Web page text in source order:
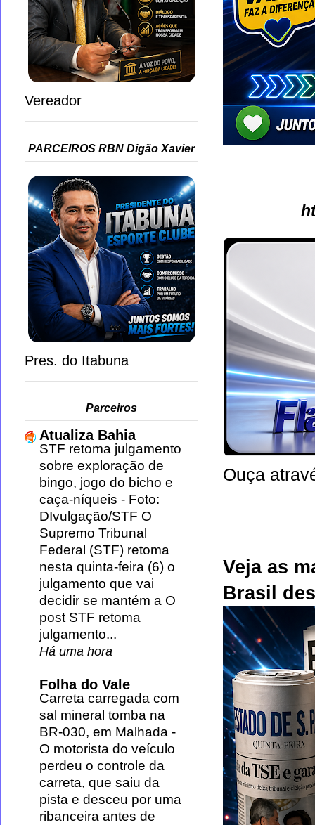
Ouça
Veja as
Brasil
Vereador
PARCEIROS RBN Digão Xavier
Pres. do Itabuna
Parceiros
Atualiza Bahia
STF retoma julgamento
sobre exploração de
bingo, jogo do bicho e
caça-níqueis - Foto:
DIvulgação/STF O
Supremo Tribunal
Federal (STF) retoma
nesta quinta-feira (6) o
julgamento que vai
decidir se mantém a O
post STF retoma
julgamento...
Há uma hora
Folha do Vale
Carreta carregada com
sal mineral tomba na
BR-030, em Malhada -
O motorista do veículo
perdeu o controle da
carreta, que saiu da
pista e desceu por uma
ribanceira antes de